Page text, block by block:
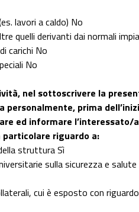
lavori a caldo) No
quelli derivanti dai normali
carichi No
No
nel sottoscrivere la
personalmente, prima
ed informare l’interessato/
riguardo a:
struttura Sì
sulla sicurezza e
cui è esposto con